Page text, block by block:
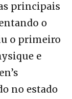
principais
o
o primeiro
e
no estado